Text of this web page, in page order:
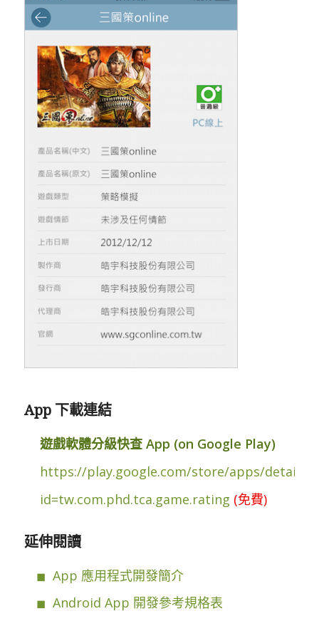
App 下載連結
遊戲軟體分級快查 App (on Google Play)
https://play.google.com/store/apps/details?
id=tw.com.phd.tca.game.rating (免費)
延伸閱讀
App 應用程式開發簡介
Android App 開發參考規格表